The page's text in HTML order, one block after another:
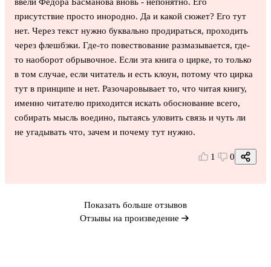
присутствие просто инородно. Да и какой сюжет? Его тут
нет. Через текст нужно буквально продираться, проходить
через флешбэки. Где-то повествование размазывается, где-
то наоборот обрывочное. Если эта книга о цирке, то только
в том случае, если читатель и есть клоун, потому что цирка
тут в принципе и нет. Разочаровывает то, что читая книгу,
именно читателю приходится искать обоснование всего,
собирать мысль воедино, пытаясь уловить связь и чуть ли
не угадывать что, зачем и почему тут нужно.
1 0
Показать больше отзывов
Отзывы на произведение